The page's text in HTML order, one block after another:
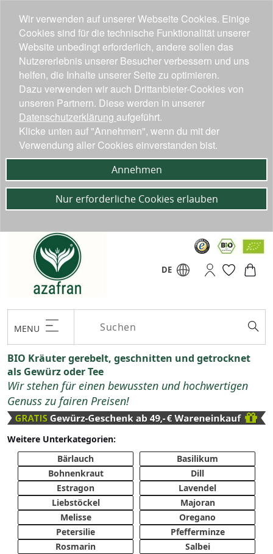
DE
MENU
BIO Kräuter gerebelt, geschnitten und getrocknet
als Gewürz oder Tee
Wir stehen für einen bewussten und hochwertigen
Genuss zu fairen Preisen!
Weitere Unterkategorien:
Bärlauch
Basilikum
Bohnenkraut
Dill
Estragon
Lavendel
Liebstöckel
Majoran
Melisse
Oregano
Petersilie
Pfefferminze
Rosmarin
Salbei
Wir verwenden auf unserer Webseite Cookies. Einige
Cookies sind für die technische Funktionalität unserer
Website unbedingt erforderlich, andere sollen das
Nutzererlebnis unserer Besucher verbessern und uns
helfen, die Inhalte unserer Seite zu optimieren.
Dazu verwenden wir auch Drittanbieter-Cookies von
unseren Partnern. Diese werden in unserer
Datenschutzerklärung aufgeführt.
Klicke unten auf "Annehmen", wenn du mit der
Verwendung aller Cookies einverstanden bist.
Annehmen
Nur erforderliche Cookies erlauben